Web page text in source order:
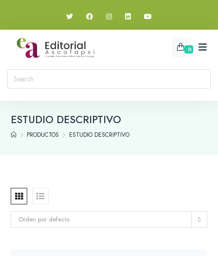
0
ESTUDIO DESCRIPTIVO
PRODUCTOS ESTUDIO DESCRIPTIVO
Orden por defecto